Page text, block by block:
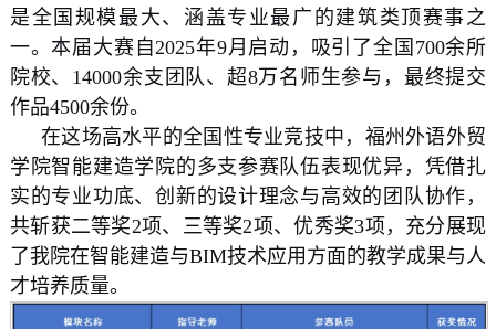
是全国规模最大、涵盖专业最广的建筑类顶赛事之
一。本届大赛自2025年9月启动，吸引了全国700余所
院校、14000余支团队、超8万名师生参与，最终提交
作品4500余份。
在这场高水平的全国性专业竞技中，福州外语外贸
学院智能建造学院的多支参赛队伍表现优异，凭借扎
实的专业功底、创新的设计理念与高效的团队协作，
共斩获二等奖2项、三等奖2项、优秀奖3项，充分展现
了我院在智能建造与BIM技术应用方面的教学成果与人
才培养质量。